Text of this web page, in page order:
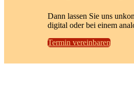
Dann lassen Sie uns
digital oder bei einem
Termin vereinbaren